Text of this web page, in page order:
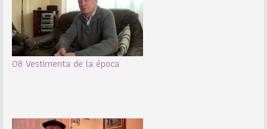
08 Vestimenta de la época